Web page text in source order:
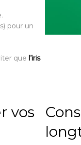
pour un
que l’iris
vos